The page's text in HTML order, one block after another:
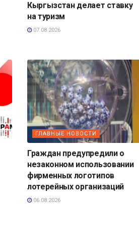
Кыргызстан делает ставку
на туризм
07.08.2026
ГЛАВНЫЕ НОВОСТИ
Граждан предупредили о
незаконном использовании
фирменных логотипов
лотерейных организаций
06.08.2026